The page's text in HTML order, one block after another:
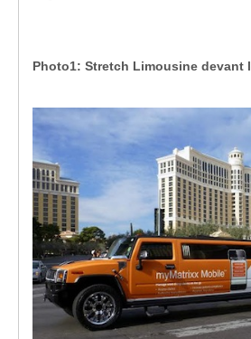
Photo1: Stretch Limousine devant